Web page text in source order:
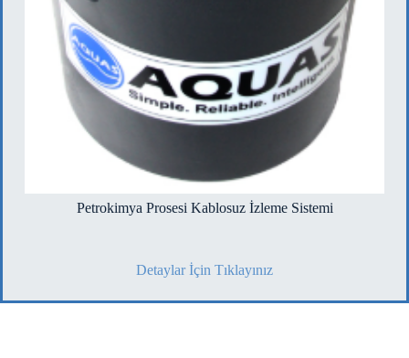
Petrokimya Prosesi Kablosuz İzleme Sistemi
Detaylar İçin Tıklayınız